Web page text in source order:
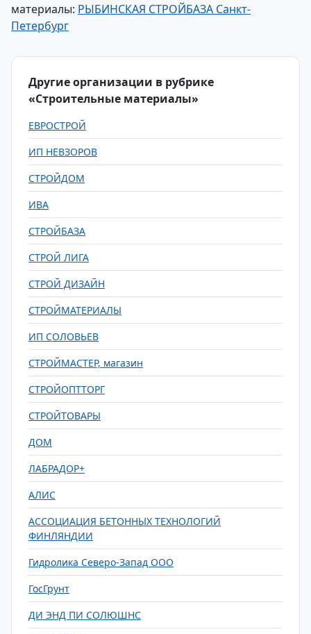
материалы: РЫБИНСКАЯ СТРОЙБАЗА Санкт-
Петербург
Другие организации в рубрике
«Строительные материалы»
ЕВРОСТРОЙ
ИП НЕВЗОРОВ
СТРОЙДОМ
ИВА
СТРОЙБАЗА
СТРОЙ ЛИГА
СТРОЙ ДИЗАЙН
СТРОЙМАТЕРИАЛЫ
ИП СОЛОВЬЕВ
СТРОЙМАСТЕР, магазин
СТРОЙОПТТОРГ
СТРОЙТОВАРЫ
ДОМ
ЛАБРАДОР+
АЛИС
АССОЦИАЦИЯ БЕТОННЫХ ТЕХНОЛОГИЙ
ФИНЛЯНДИИ
Гидролика Северо-Запад ООО
ГосГрунт
ДИ ЭНД ПИ СОЛЮШНС